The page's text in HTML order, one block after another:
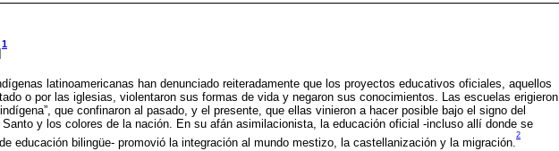
1
latinoamericanas han denunciado reiteradamente que los proyectos educativos oficiales, aquellos
o por las iglesias, violentaron sus formas de vida y negaron sus conocimientos. Las escuelas erigieron
que confinaron al pasado, y el presente, que ellas vinieron a hacer posible bajo el signo del
y los colores de la nación. En su afán asimilacionista, la educación oficial -incluso allí donde se
educación bilingüe- promovió la integración al mundo mestizo, la castellanización y la migración.
2